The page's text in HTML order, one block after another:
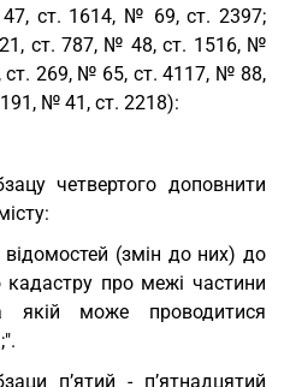
ст. 1614, № 69, ст. 2397;
ст. 787, № 48, ст. 1516, №
ст. 269, № 65, ст. 4117, № 88,
№ 41, ст. 2218):
четвертого доповнити
(змін до них) до
про межі частини
якій може проводитися
п’ятий - п’ятнадцятий